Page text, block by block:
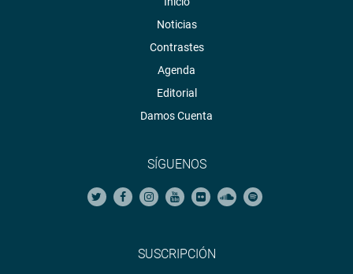
población y el país demanda.
“Se tiene que dar las reformas, tiene que darse el
referéndum que es lo que exige la población y nosotros
desde el Congreso estamos totalmente de acuerdo y
Constitución se acorte hasta antes del 5 de octubre a fin
tienen que poner de su parte para que no haya trabas”,
Puede encontrar más información en nuestra página web
Noticias
Contrastes
Agenda
Editorial
Damos Cuenta
SÍGUENOS
SUSCRIPCIÓN